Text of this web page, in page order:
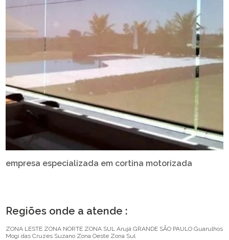
empresa especializada em cortina motorizada
Regiões onde a atende :
ZONA LESTE ZONA NORTE ZONA SUL Arujá GRANDE SÃO PAULO Guarulhos
Mogi das Cruzes Suzano Zona Oeste Zona Sul